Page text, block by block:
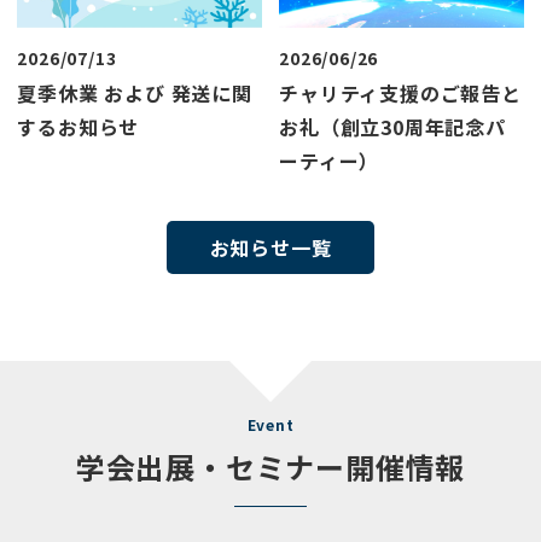
夏季休業 および 発送に関
するお知らせ
2026/07/13
チャリティ支援のご報告と
お礼（創立30周年記念パ
ーティー）
2026/06/26
お知らせ一覧
Event
学会出展・セミナー開催情報